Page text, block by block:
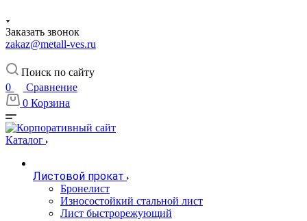
Заказать звонок
zakaz@metall-ves.ru
Поиск по сайту
0
Сравнение
0 Корзина
Каталог
Листовой прокат
Бронелист
Износостойкий стальной лист
Лист быстрорежующий